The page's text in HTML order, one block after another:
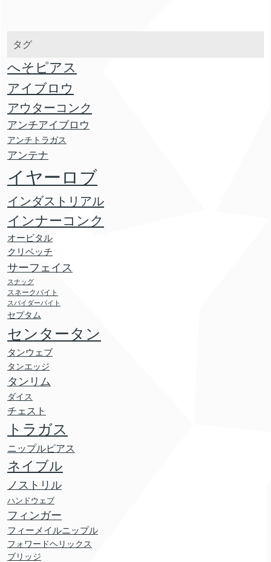
タグ
へそピアス
アイブロウ
アウターコンク
アンチアイブロウ
アンチトラガス
アンテナ
イヤーロブ
インダストリアル
インナーコンク
オービタル
クリベッチ
サーフェイス
スナッグ
スネークバイト
スパイダーバイト
セプタム
センタータン
タンウェブ
タンエッジ
タンリム
ダイス
チェスト
トラガス
ニップルピアス
ネイブル
ノストリル
ハンドウェブ
フィンガー
フィーメイルニップル
フォワードヘリックス
ブリッジ